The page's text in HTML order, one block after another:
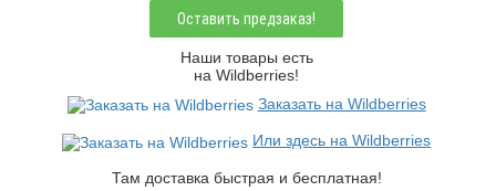
Оставить предзаказ!
Наши товары есть
на Wildberries!
Заказать на Wildberries
Или здесь на Wildberries
Там доставка быстрая и бесплатная!